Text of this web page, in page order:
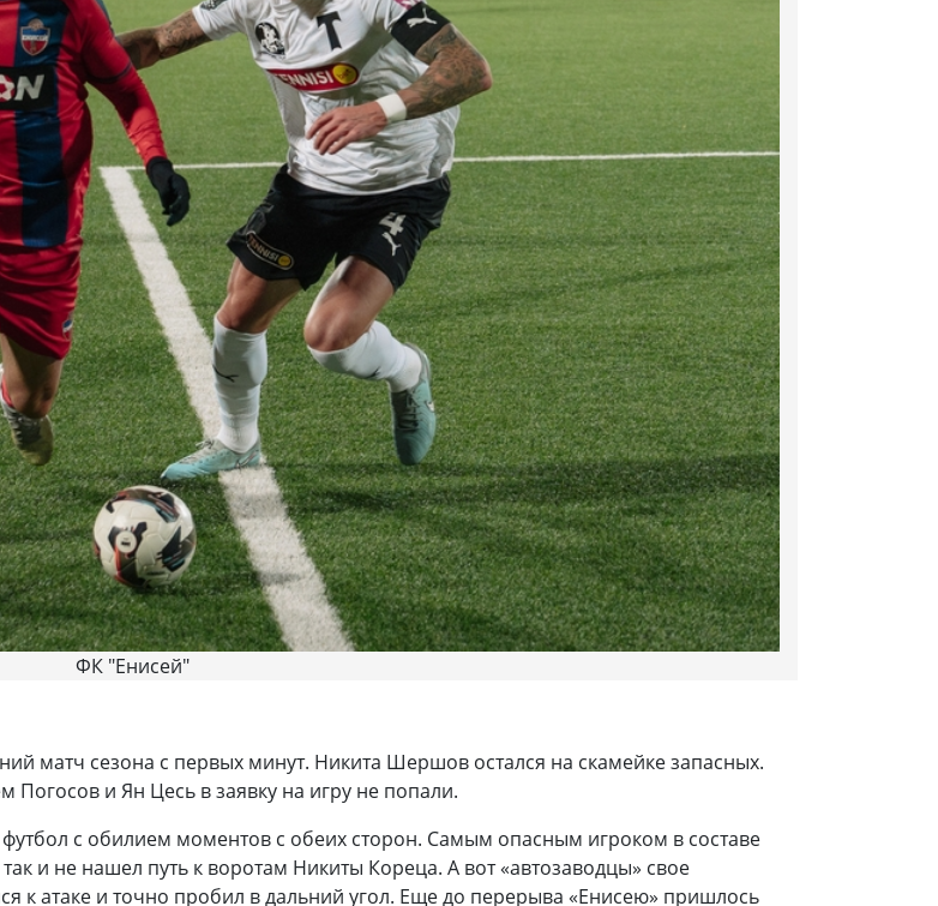
ФК "Енисей"
матч сезона с первых минут. Никита Шершов остался на скамейке запасных.
и Ян Цесь в заявку на игру не попали.
с обилием моментов с обеих сторон. Самым опасным игроком в составе
и не нашел путь к воротам Никиты Кореца. А вот «автозаводцы» свое
к атаке и точно пробил в дальний угол. Еще до перерыва «Енисею» пришлось